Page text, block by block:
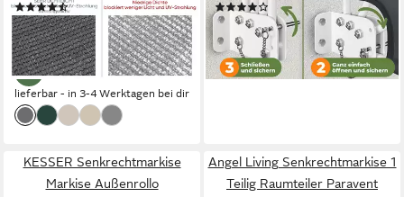
Windschutz, aus HDPE
Sonnenschutz, Wetterfest,
Blickdicht für Balkon und
Terrasse
(19)
ab 13,99 € UVP 26,99 €
-48%
lieferbar - in 3-4 Werktagen bei dir
(11)
39,80 €
lieferbar - in 3-4 Werktagen bei dir
KESSER Senkrechtmarkise
Markise Außenrollo
Angel Living Senkrechtmarkise 1
Teilig Raumteiler Paravent